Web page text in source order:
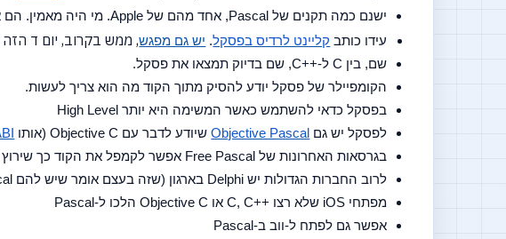
ישנם כמה תקנים של Pascal, אחד מהם של Apple. מי היה מאמין. הם אפילו השתמשו בשפה בשביל לכתוב את מערכת ההפעלה שלהם באותה תקופה.
עידו כותב קליינט לרדיס בפסקל. יש גם מפגש, ממש בקרוב, יום ד הזה
שם, בין C ל-++C, שם בדיוק תמצאו את פסקל.
הקומפיילר של פסקל יודע להסיק מתוך הקוד מה הוא צריך לעשות.
בפסקל כדאי להשתמש כאשר המשימה היא יותר High Level
לפסקל יש גם Objective Pascal שיודע לדבר עם Objective C (אותו
בגרסאות האחרונות של Free Pascal אפשר לקמפל את הקוד כך שירוץ על ה-JVM (כמה בדיחות של אורי ורן באות פה).
לרוב החברות הגדולות יש Delphi בארגון (שזה בעצם אומר שיש להם Pascal בארגון)
מפתחי iOS שלא רצו ++C, C או Objective C הלכו ל-Pascal
אפשר גם לפתח ל-ווב ב-Pascal